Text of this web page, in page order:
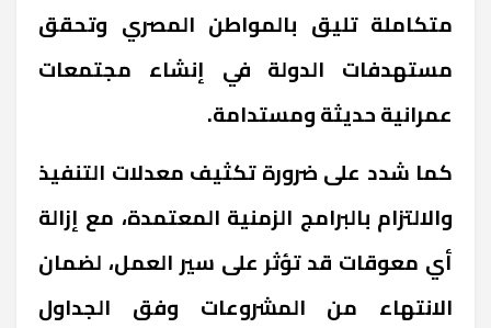
متكاملة تليق بالمواطن المصري وتحقق
مستهدفات الدولة في إنشاء مجتمعات
عمرانية حديثة ومستدامة.
كما شدد على ضرورة تكثيف معدلات التنفيذ
والالتزام بالبرامج الزمنية المعتمدة، مع إزالة
أي معوقات قد تؤثر على سير العمل، لضمان
الانتهاء من المشروعات وفق الجداول